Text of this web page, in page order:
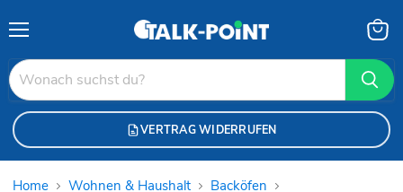
VERTRAG WIDERRUFEN
Home Wohnen & Haushalt
Backöfen